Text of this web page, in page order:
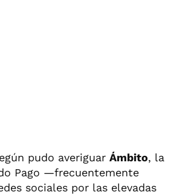
pudo averiguar Ámbito, la
Pago —frecuentemente
sociales por las elevadas